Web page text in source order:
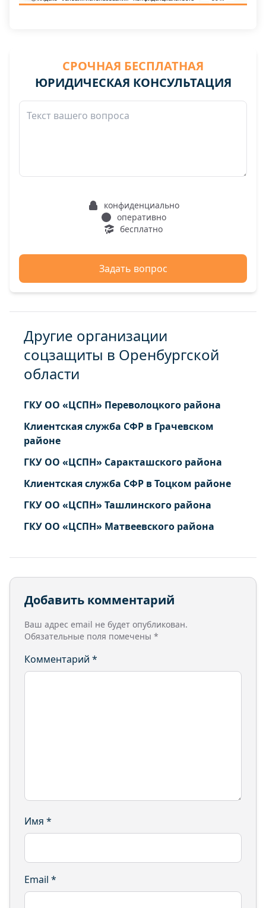
СРОЧНАЯ БЕСПЛАТНАЯ
ЮРИДИЧЕСКАЯ КОНСУЛЬТАЦИЯ
конфиденциально
оперативно
бесплатно
Задать вопрос
Другие организации
соцзащиты в Оренбургской
области
ГКУ ОО «ЦСПН» Переволоцкого района
Клиентская служба СФР в Грачевском
районе
ГКУ ОО «ЦСПН» Саракташского района
Клиентская служба СФР в Тоцком районе
ГКУ ОО «ЦСПН» Ташлинского района
ГКУ ОО «ЦСПН» Матвеевского района
Добавить комментарий
Ваш адрес email не будет опубликован.
Обязательные поля помечены *
Комментарий *
Имя *
Email *